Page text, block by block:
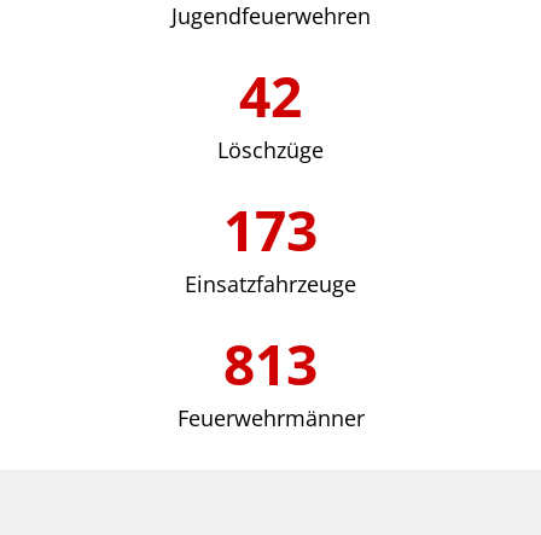
Jugendfeuerwehren
Löschzüge
42
Einsatzfahrzeuge
173
Feuerwehrmänner
813